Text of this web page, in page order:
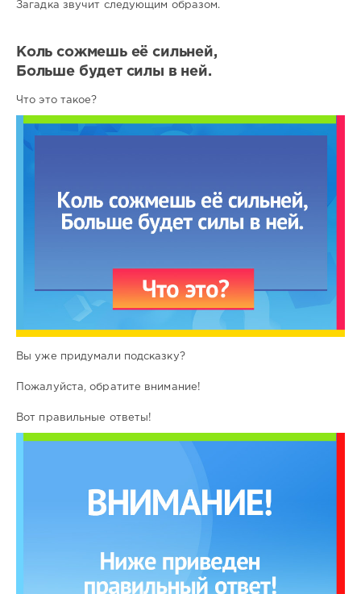
Загадка звучит следующим образом.
Коль сожмешь её сильней,
Больше будет силы в ней.
Что это такое?
Вы уже придумали подсказку?
Пожалуйста, обратите внимание!
Вот правильные ответы!